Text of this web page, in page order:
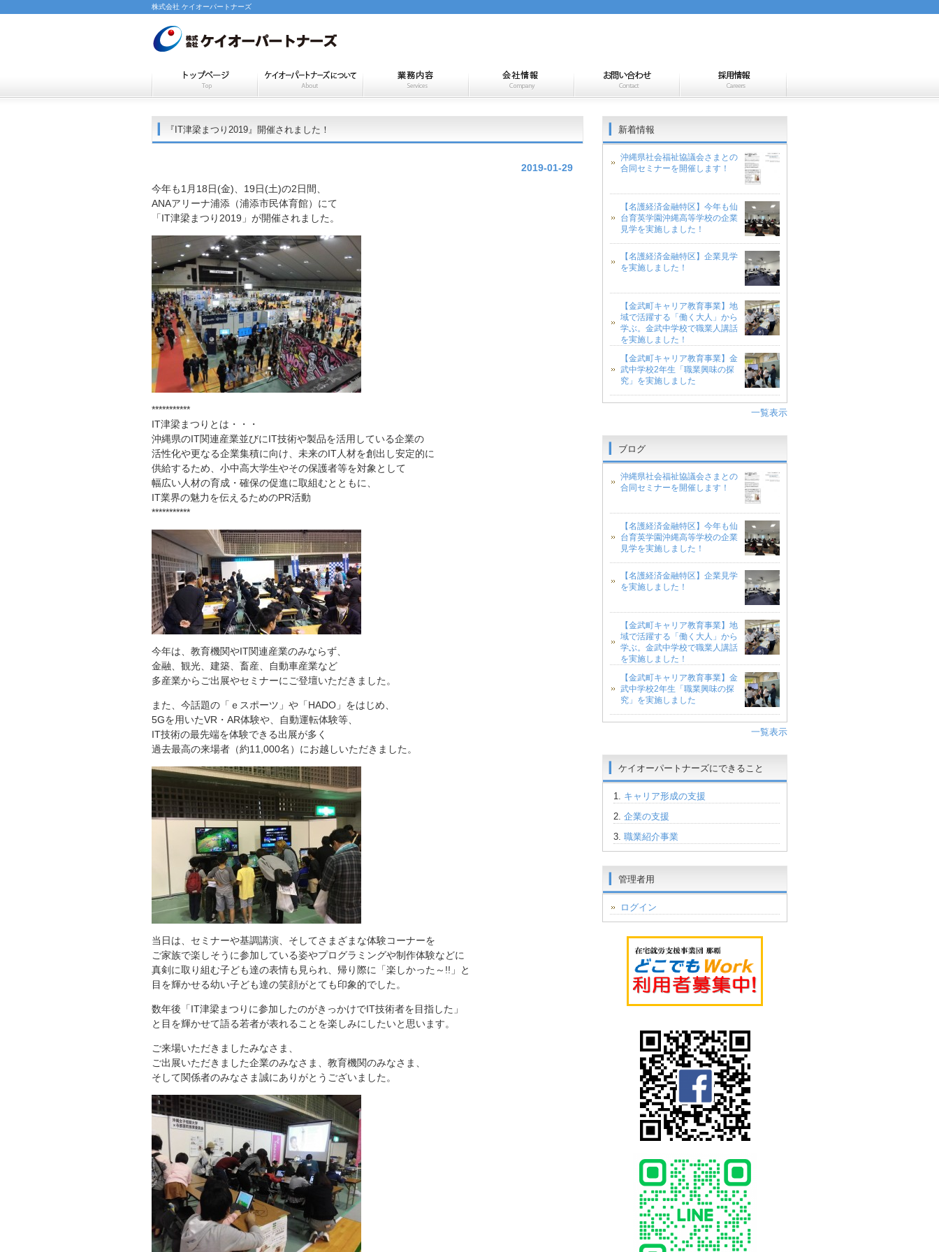
株式会社 ケイオーパートナーズ
『IT津梁まつり2019』開催されました！
2019-01-29
今年も1月18日(金)、19日(土)の2日間、
ANAアリーナ浦添（浦添市民体育館）にて
「IT津梁まつり2019」が開催されました。
***********
IT津梁まつりとは・・・
沖縄県のIT関連産業並びにIT技術や製品を活用している企業の
活性化や更なる企業集積に向け、未来のIT人材を創出し安定的に
供給するため、小中高大学生やその保護者等を対象として
幅広い人材の育成・確保の促進に取組むとともに、
IT業界の魅力を伝えるためのPR活動
***********
今年は、教育機関やIT関連産業のみならず、
金融、観光、建築、畜産、自動車産業など
多産業からご出展やセミナーにご登壇いただきました。
また、今話題の「ｅスポーツ」や「HADO」をはじめ、
5Gを用いたVR・AR体験や、自動運転体験等、
IT技術の最先端を体験できる出展が多く
過去最高の来場者（約11,000名）にお越しいただきました。
当日は、セミナーや基調講演、そしてさまざまな体験コーナーを
ご家族で楽しそうに参加している姿やプログラミングや制作体験などに
真剣に取り組む子ども達の表情も見られ、帰り際に「楽しかった～!!」と
目を輝かせる幼い子ども達の笑顔がとても印象的でした。
数年後「IT津梁まつりに参加したのがきっかけでIT技術者を目指した」
と目を輝かせて語る若者が表れることを楽しみにしたいと思います。
ご来場いただきましたみなさま、
ご出展いただきました企業のみなさま、教育機関のみなさま、
そして関係者のみなさま誠にありがとうございました。
新着情報
沖縄県社会福祉協議会さまとの
合同セミナーを開催します！
【名護経済金融特区】今年も仙
台育英学園沖縄高等学校の企業
見学を実施しました！
【名護経済金融特区】企業見学
を実施しました！
【金武町キャリア教育事業】地
域で活躍する「働く大人」から
学ぶ。金武中学校で職業人講話
を実施しました！
【金武町キャリア教育事業】金
武中学校2年生「職業興味の探
究」を実施しました
一覧表示
ブログ
沖縄県社会福祉協議会さまとの
合同セミナーを開催します！
【名護経済金融特区】今年も仙
台育英学園沖縄高等学校の企業
見学を実施しました！
【名護経済金融特区】企業見学
を実施しました！
【金武町キャリア教育事業】地
域で活躍する「働く大人」から
学ぶ。金武中学校で職業人講話
を実施しました！
【金武町キャリア教育事業】金
武中学校2年生「職業興味の探
究」を実施しました
一覧表示
ケイオーパートナーズにできること
キャリア形成の支援
企業の支援
職業紹介事業
管理者用
ログイン